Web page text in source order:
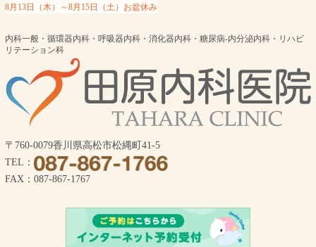
8月13日（木）～8月15日（土）お盆休み
内科一般・循環器内科・呼吸器内科・消化器内科・糖尿病-内分泌内科・リハビ
リテーション科
〒760-0079香川県高松市松縄町41-5
TEL：
FAX：087-867-1767